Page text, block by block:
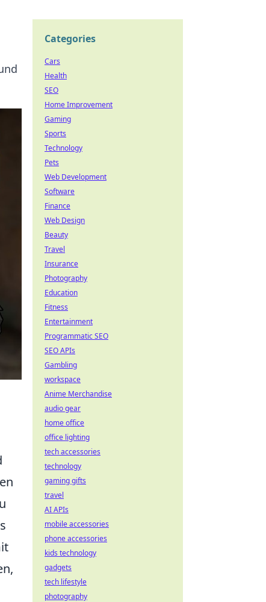
Categories
Cars
Health
SEO
Home Improvement
Gaming
Sports
Technology
Pets
Web Development
Software
Finance
Web Design
Beauty
Travel
Insurance
Photography
Education
Fitness
Entertainment
Programmatic SEO
SEO APIs
Gambling
workspace
Anime Merchandise
audio gear
home office
office lighting
tech accessories
technology
gaming gifts
travel
AI APIs
mobile accessories
phone accessories
kids technology
gadgets
tech lifestyle
photography